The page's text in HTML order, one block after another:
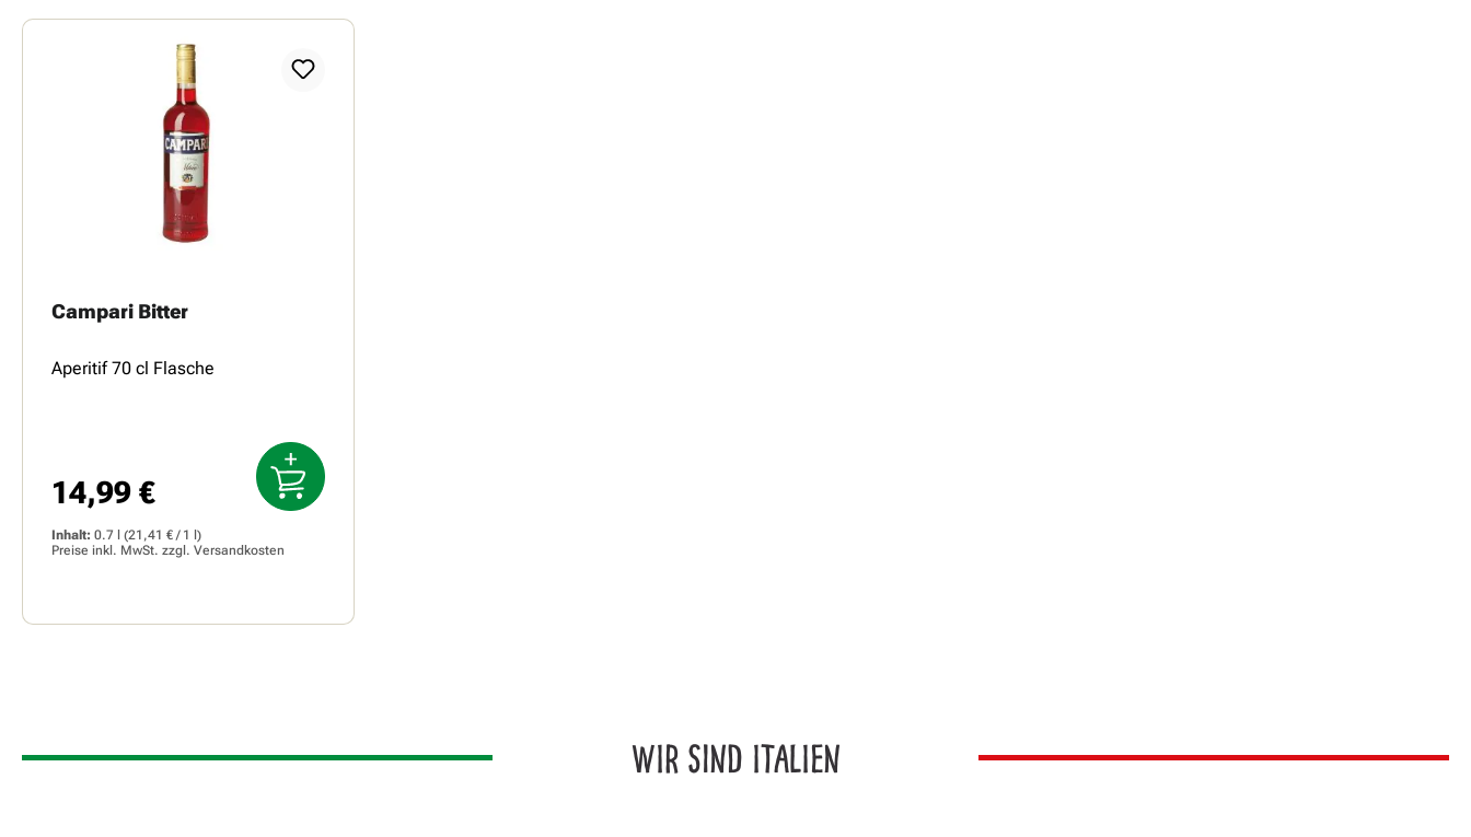
Campari Bitter
Aperitif 70 cl Flasche
Regulärer Preis:
14,99 €
Inhalt: 0.7 l (21,41 € / 1 l)
Preise inkl. MwSt. zzgl. Versandkosten
WIR SIND ITALIEN